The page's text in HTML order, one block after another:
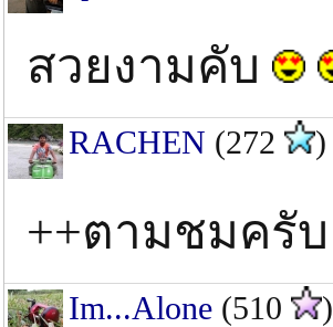
สวยงามคับ
RACHEN (272 )
++ตามชมครับ
Im...Alone (510 )